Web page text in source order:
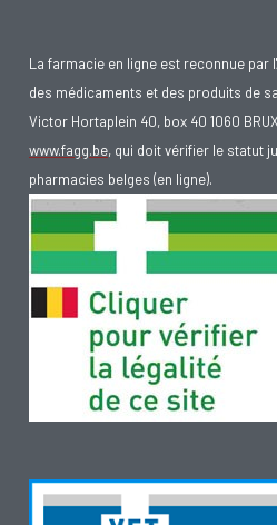
La farmacie en ligne est reconnue par
des médicaments et des produits de
Victor Hortaplein 40, box 40 1060
www.fagg.be, qui doit vérifier le statut
pharmacies belges (en ligne).